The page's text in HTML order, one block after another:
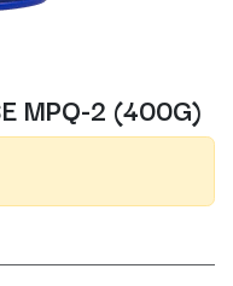
MPQ-2 (400G)